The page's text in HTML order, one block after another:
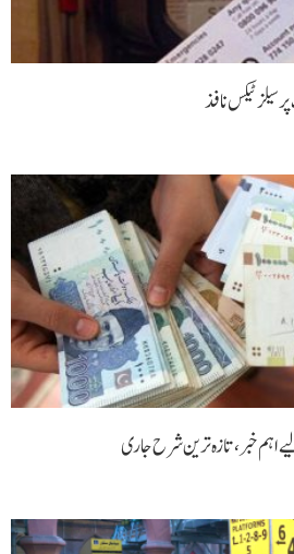
سیلز ٹیکس نافذ
اہم خبر، تازہ ترین شرح جاری